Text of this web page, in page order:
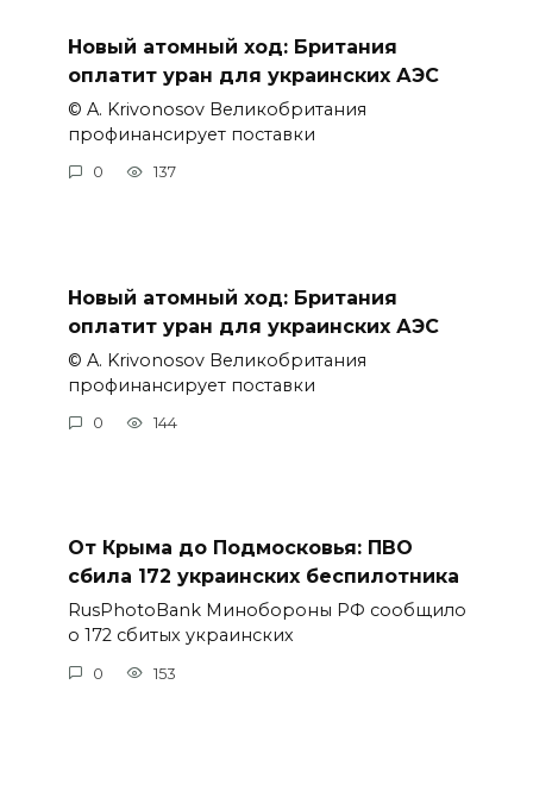
Новый атомный ход: Британия
оплатит уран для украинских АЭС
© A. Krivonosov Великобритания
профинансирует поставки
0 137
Новый атомный ход: Британия
оплатит уран для украинских АЭС
© A. Krivonosov Великобритания
профинансирует поставки
0 144
От Крыма до Подмосковья: ПВО
сбила 172 украинских беспилотника
RusPhotoBank Минобороны РФ сообщило
о 172 сбитых украинских
0 153